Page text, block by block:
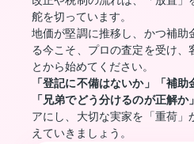
舵を切っています。
地価が堅調に推移し、かつ補助
る今こそ、プロの査定を受け、
とから始めてください。
「登記に不備はないか」「補助
「兄弟でどう分けるのが正解か」
アにし、大切な実家を「重荷
えていきましょう。